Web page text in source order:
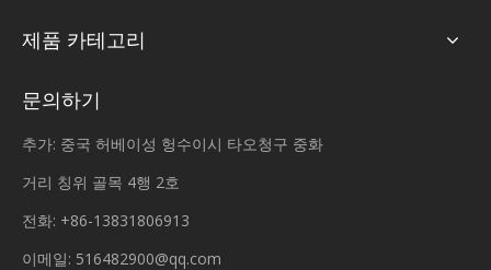
제품 카테고리
문의하기
추가: 중국 허베이성 헝수이시 타오청구 중화
거리 칭위 골목 4행 2호
전화: +86-13831806913
이메일: 516482900@qq.com